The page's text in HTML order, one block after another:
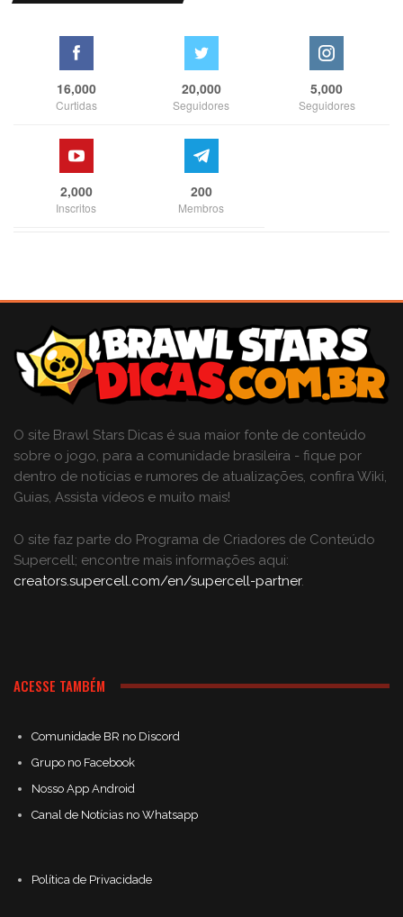
16,000
Curtidas
20,000
Seguidores
5,000
Seguidores
2,000
Inscritos
200
Membros
O site Brawl Stars Dicas é sua maior fonte de conteúdo
sobre o jogo, para a comunidade brasileira - fique por
dentro de notícias e rumores de atualizações, confira Wiki,
Guias, Assista vídeos e muito mais!
O site faz parte do Programa de Criadores de Conteúdo
Supercell; encontre mais informações aqui:
creators.supercell.com/en/supercell-partner.
ACESSE TAMBÉM
Comunidade BR no Discord
Grupo no Facebook
Nosso App Android
Canal de Notícias no Whatsapp
Política de Privacidade